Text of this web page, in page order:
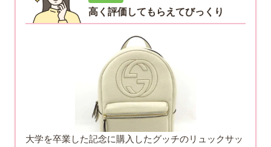
高く評価してもらえてびっくり
大学を卒業した記念に購入したグッチのリュックサッ